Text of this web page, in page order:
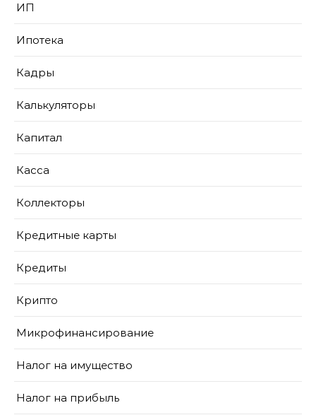
ИП
Ипотека
Кадры
Калькуляторы
Капитал
Касса
Коллекторы
Кредитные карты
Кредиты
Крипто
Микрофинансирование
Налог на имущество
Налог на прибыль